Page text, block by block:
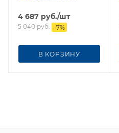
4 687 руб./шт
5 040руб. -7%
В КОРЗИНУ